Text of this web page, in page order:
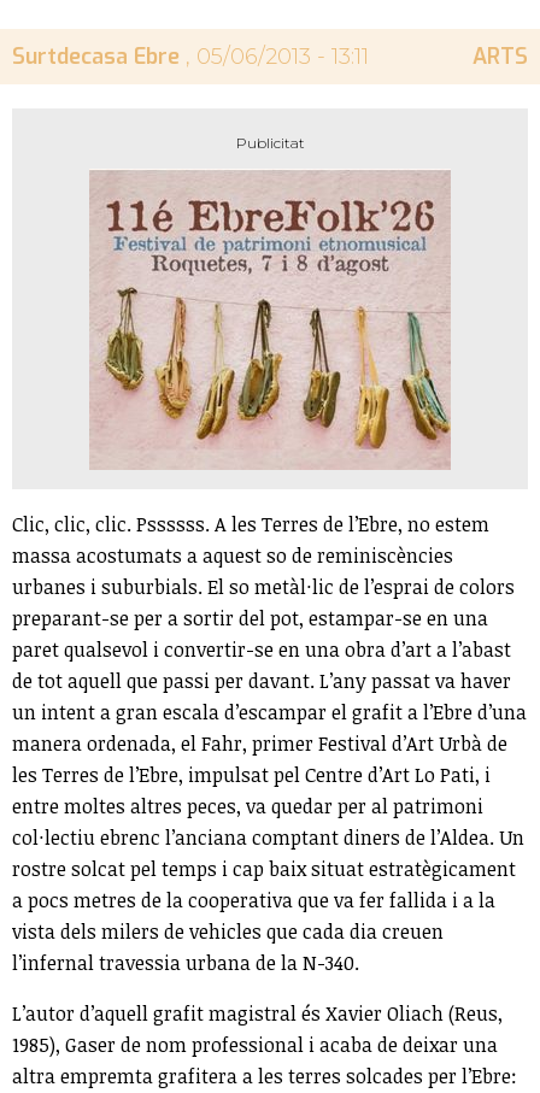
Surtdecasa Ebre , 05/06/2013 - 13:11 ARTS
Clic, clic, clic. Pssssss. A les Terres de l’Ebre, no estem
massa acostumats a aquest so de reminiscències
urbanes i suburbials. El so metàl·lic de l’esprai de colors
preparant-se per a sortir del pot, estampar-se en una
paret qualsevol i convertir-se en una obra d’art a l’abast
de tot aquell que passi per davant. L’any passat va haver
un intent a gran escala d’escampar el grafit a l’Ebre d’una
manera ordenada, el Fahr, primer Festival d’Art Urbà de
les Terres de l’Ebre, impulsat pel Centre d’Art Lo Pati, i
entre moltes altres peces, va quedar per al patrimoni
col·lectiu ebrenc l’anciana comptant diners de l’Aldea. Un
rostre solcat pel temps i cap baix situat estratègicament
a pocs metres de la cooperativa que va fer fallida i a la
vista dels milers de vehicles que cada dia creuen
l’infernal travessia urbana de la N-340.
L’autor d’aquell grafit magistral és Xavier Oliach (Reus,
1985), Gaser de nom professional i acaba de deixar una
altra empremta grafitera a les terres solcades per l’Ebre: